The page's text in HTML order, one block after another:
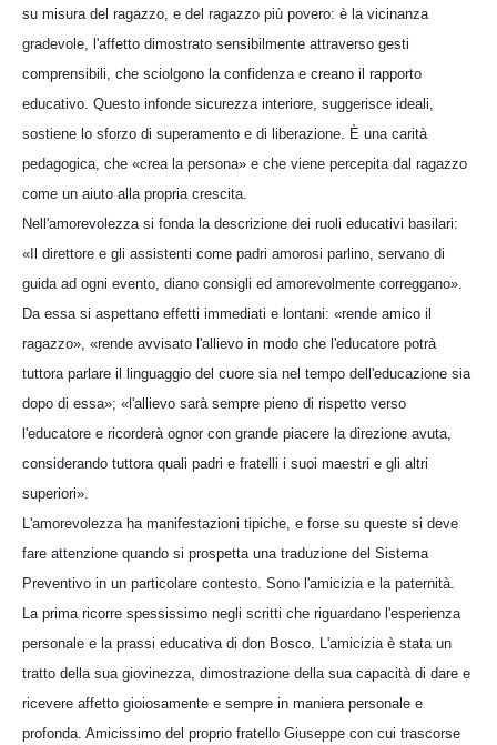
su misura del ragazzo, e del ragazzo più povero: è la vicinanza
gradevole, l'affetto dimostrato sensibilmente attraverso gesti
comprensibili, che sciolgono la confidenza e creano il rapporto
educativo. Questo infonde sicurezza interiore, suggerisce ideali,
sostiene lo sforzo di superamento e di liberazione. È una carità
pedagogica, che «crea la persona» e che viene percepita dal ragazzo
come un aiuto alla propria crescita.
Nell'amorevolezza si fonda la descrizione dei ruoli educativi basilari:
«Il direttore e gli assistenti come padri amorosi parlino, servano di
guida ad ogni evento, diano consigli ed amorevolmente correggano».
Da essa si aspettano effetti immediati e lontani: «rende amico il
ragazzo», «rende avvisato l'allievo in modo che l'educatore potrà
tuttora parlare il linguaggio del cuore sia nel tempo dell'educazione sia
dopo di essa»; «l'allievo sarà sempre pieno di rispetto verso
l'educatore e ricorderà ognor con grande piacere la direzione avuta,
considerando tuttora quali padri e fratelli i suoi maestri e gli altri
superiori».
L'amorevolezza ha manifestazioni tipiche, e forse su queste si deve
fare attenzione quando si prospetta una traduzione del Sistema
Preventivo in un particolare contesto. Sono l'amicizia e la paternità.
La prima ricorre spessissimo negli scritti che riguardano l'esperienza
personale e la prassi educativa di don Bosco. L'amicizia è stata un
tratto della sua giovinezza, dimostrazione della sua capacità di dare e
ricevere affetto gioiosamente e sempre in maniera personale e
profonda. Amicissimo del proprio fratello Giuseppe con cui trascorse